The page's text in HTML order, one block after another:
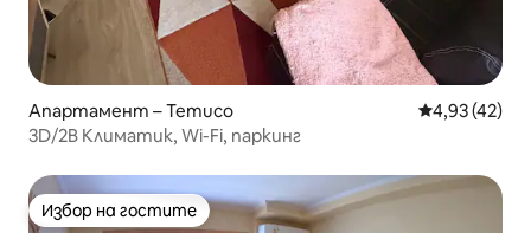
Апартамент – Temuco Средна
4,93 (42)
3D/2B Климатик, Wi-Fi, паркинг
Избор на гостите
Избор на гостите